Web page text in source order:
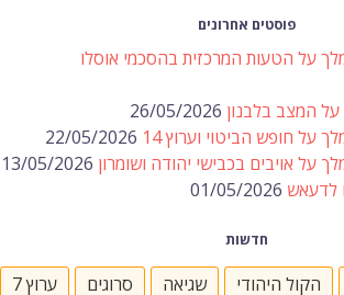
פוסטים אחרונים
על הטעות המרכזית בהסכמי אוסלו
על המצב בלבנון 26/05/2026
על חופש הביטוי וערוץ 14
22/05/2026
על אויבים בכבישי יהודה ושומרון 13/05/2026
לדעאש 01/05/2026
חדשות
ערוץ 7 סרוגים שגיאה הקול היהודי